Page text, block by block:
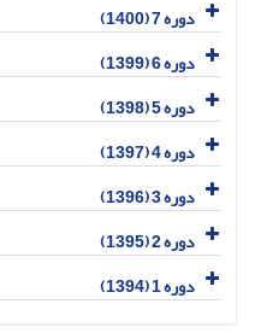
دوره 7 (1400)
دوره 6 (1399)
دوره 5 (1398)
دوره 4 (1397)
دوره 3 (1396)
دوره 2 (1395)
دوره 1 (1394)